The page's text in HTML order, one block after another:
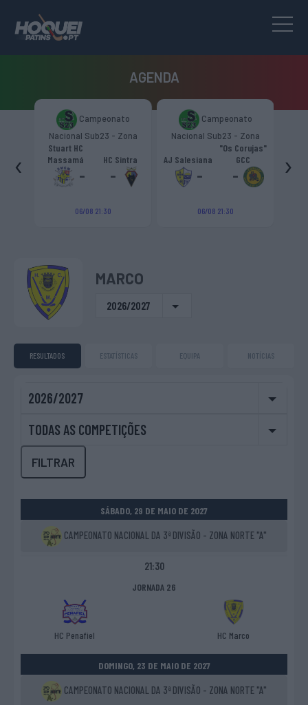
AGENDA
Campeonato
Nacional Sub23 - Zona
AJ Salesiana
-
GCC
-
06/08 21:30
Campeonato
Nacional Sub23 - Zona
Sul
GRF Murches
UD
Vilafranquense
-
06/08 21:30
‹ ›
MARCO
2026/2027
RESULTADOS ESTATÍSTICAS EQUIPA NOTÍCIAS
2026/2027
TODAS AS COMPETIÇÕES
FILTRAR
SÁBADO, 29 DE MAIO DE 2027
CAMPEONATO NACIONAL DA 3ª DIVISÃO - ZONA NORTE "A"
21:30
JORNADA 26
HC Penafiel HC Marco
DOMINGO, 23 DE MAIO DE 2027
CAMPEONATO NACIONAL DA 3ª DIVISÃO - ZONA NORTE "A"